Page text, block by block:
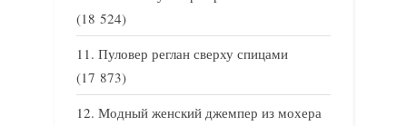
(18 524)
Пуловер реглан сверху спицами
(17 873)
Модный женский джемпер из мохера